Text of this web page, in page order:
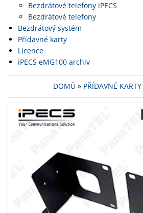
Bezdrátové telefony iPECS
Bezdrátové telefony
Bezdrátový systém
Přídavné karty
Licence
iPECS eMG100 archiv
DOMŮ » PŘÍDAVNÉ KARTY